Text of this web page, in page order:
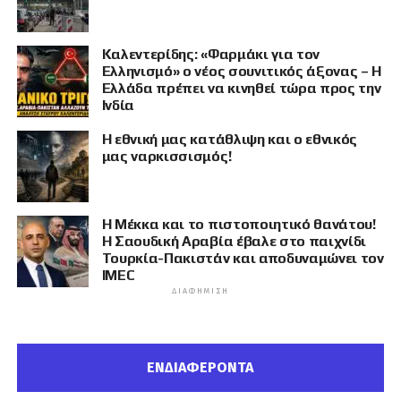
Καλεντερίδης: «Φαρμάκι για τον
Ελληνισμό» ο νέος σουνιτικός άξονας – Η
Ελλάδα πρέπει να κινηθεί τώρα προς την
Ινδία
Η εθνική μας κατάθλιψη και ο εθνικός
μας ναρκισσισμός!
Η Μέκκα και το πιστοποιητικό θανάτου!
Η Σαουδική Αραβία έβαλε στο παιχνίδι
Τουρκία-Πακιστάν και αποδυναμώνει τον
IMEC
ΔΙΑΦΉΜΙΣΗ
ΕΝΔΙΑΦΕΡΟΝΤΑ